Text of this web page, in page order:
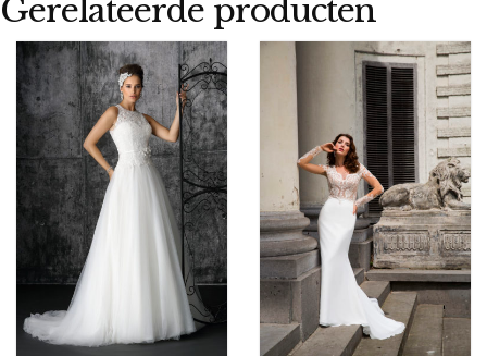
Gerelateerde producten